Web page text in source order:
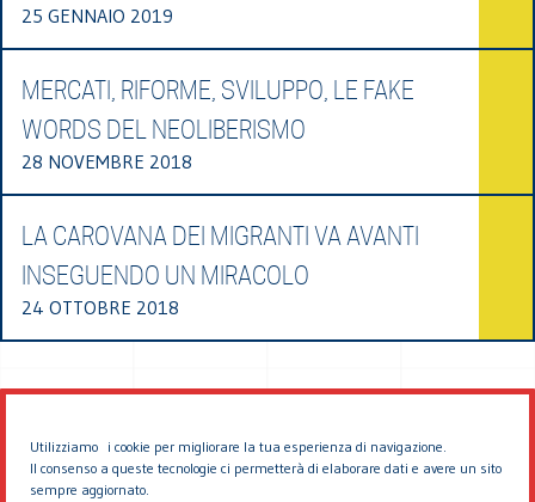
Utilizziamo i cookie per migliorare la tua esperienza di navigazione.
Il consenso a queste tecnologie ci permetterà di elaborare dati e avere un sito
sempre aggiornato.
25 GENNAIO 2019
MERCATI, RIFORME, SVILUPPO, LE FAKE
WORDS DEL NEOLIBERISMO
28 NOVEMBRE 2018
LA CAROVANA DEI MIGRANTI VA AVANTI
INSEGUENDO UN MIRACOLO
24 OTTOBRE 2018